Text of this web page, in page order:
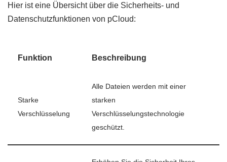
Hier ist eine Übersicht über die Sicherheits- und
Datenschutzfunktionen von pCloud:
Funktion Beschreibung
Starke
Verschlüsselung
Alle Dateien werden mit einer
starken
Verschlüsselungstechnologie
geschützt.